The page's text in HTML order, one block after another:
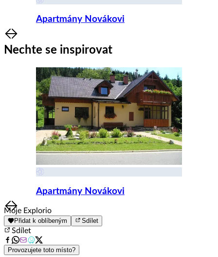
Apartmány Novákovi
Item
1
of
Nechte se inspirovat
Apartmány Novákovi
Item
1
of
8
Moje Explorio
Přidat k oblíbeným Sdílet
Sdílet
Provozujete toto místo?